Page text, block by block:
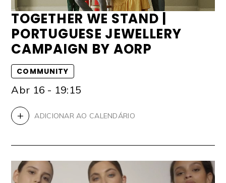
TOGETHER WE STAND |
PORTUGUESE JEWELLERY
CAMPAIGN BY AORP
COMMUNITY
Abr 16 - 19:15
+ ADICIONAR AO CALENDÁRIO